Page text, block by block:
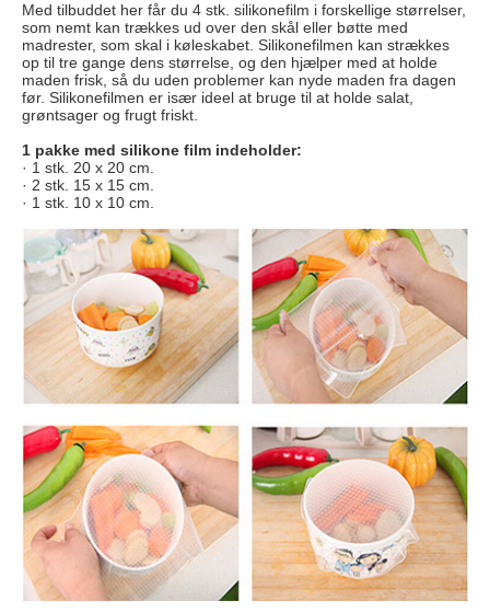
Med tilbuddet her får du 4 stk. silikonefilm i forskellige størrelser,
som nemt kan trækkes ud over den skål eller bøtte med
madrester, som skal i køleskabet. Silikonefilmen kan strækkes
op til tre gange dens størrelse, og den hjælper med at holde
maden frisk, så du uden problemer kan nyde maden fra dagen
før. Silikonefilmen er især ideel at bruge til at holde salat,
grøntsager og frugt friskt.
1 pakke med silikone film indeholder:
· 1 stk. 20 x 20 cm.
· 2 stk. 15 x 15 cm.
· 1 stk. 10 x 10 cm.